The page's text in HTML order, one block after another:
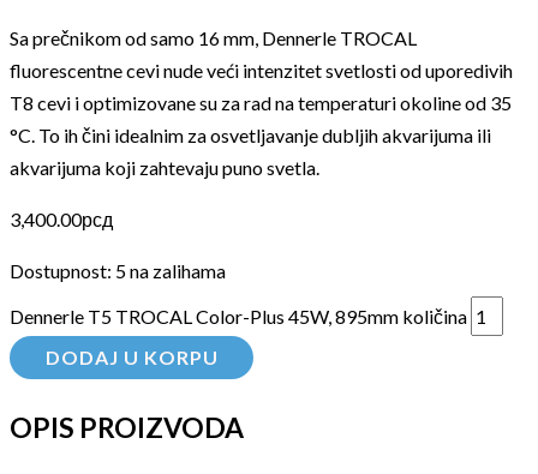
Sa prečnikom od samo 16 mm, Dennerle TROCAL
fluorescentne cevi nude veći intenzitet svetlosti od uporedivih
T8 cevi i optimizovane su za rad na temperaturi okoline od 35
°C. To ih čini idealnim za osvetljavanje dubljih akvarijuma ili
akvarijuma koji zahtevaju puno svetla.
3,400.00рсд
Dostupnost: 5 na zalihama
Dennerle T5 TROCAL Color-Plus 45W, 895mm količina
DODAJ U KORPU
OPIS PROIZVODA